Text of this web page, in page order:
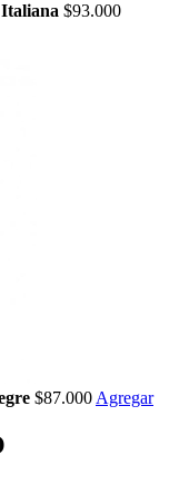
$93.000
$87.000 Agregar